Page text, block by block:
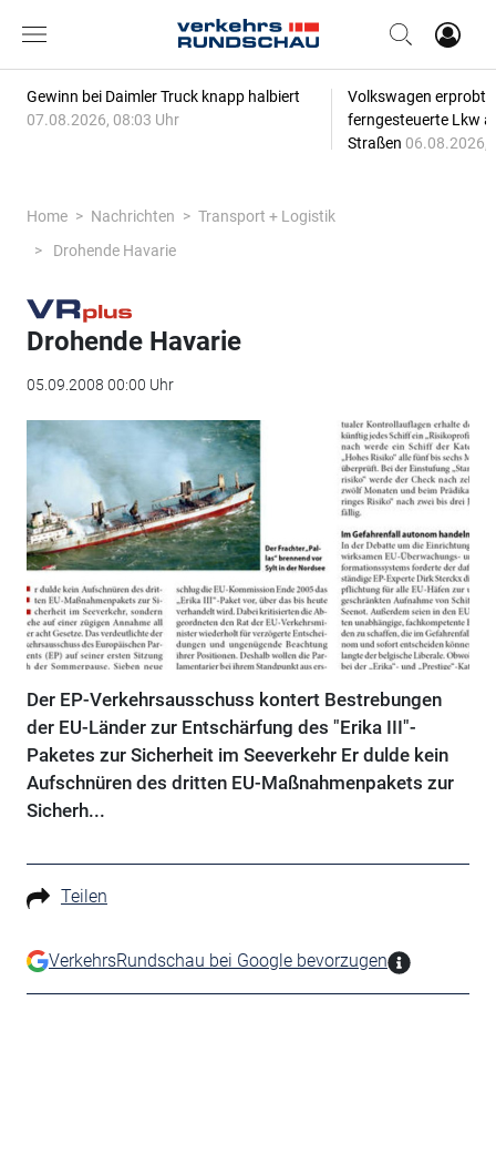
Gewinn bei Daimler Truck knapp halbiert
07.08.2026, 08:03 Uhr
Volkswagen erprobt
ferngesteuerte Lkw
Straßen 06.08.2026,
Home Nachrichten
Transport + Logistik
Drohende Havarie
Drohende Havarie
05.09.2008 00:00 Uhr
Der EP-Verkehrsausschuss kontert Bestrebungen
der EU-Länder zur Entschärfung des "Erika III"-
Paketes zur Sicherheit im Seeverkehr Er dulde kein
Aufschnüren des dritten EU-Maßnahmenpakets zur
Sicherh...
Teilen
VerkehrsRundschau bei Google bevorzugen